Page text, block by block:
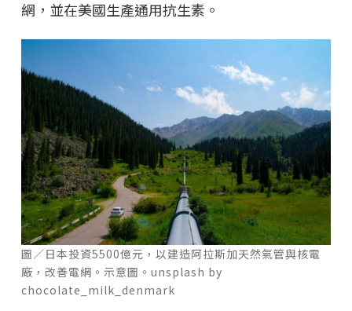
網，並在美國生產通用抗生素。
圖／日本投資5500億元，以建造阿拉斯加天然氣管與核電
廠，改善電網。示意圖。unsplash by
chocolate_milk_denmark